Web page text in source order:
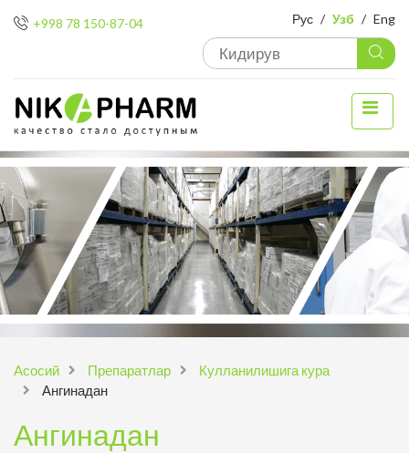
+998 78 150-87-04 Рус / Узб / Eng
Aсосий Препаратлар
Кулланилишига кура
Ангинадан
Ангинадан